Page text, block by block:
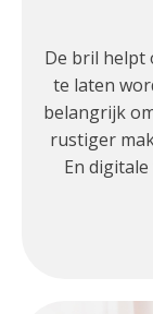
De bril helpt
te laten
belangrijk
rustiger
En